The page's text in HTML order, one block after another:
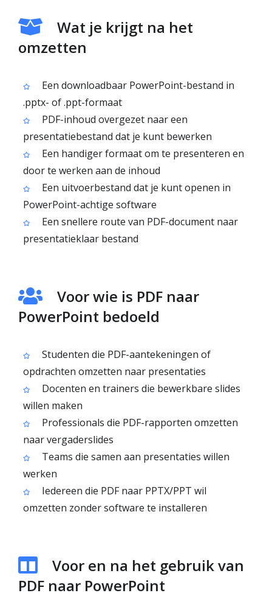
Wat je krijgt na het
omzetten
Een downloadbaar PowerPoint-bestand in
.pptx- of .ppt-formaat
PDF-inhoud overgezet naar een
presentatiebestand dat je kunt bewerken
Een handiger formaat om te presenteren en
door te werken aan de inhoud
Een uitvoerbestand dat je kunt openen in
PowerPoint-achtige software
Een snellere route van PDF-document naar
presentatieklaar bestand
Voor wie is PDF naar
PowerPoint bedoeld
Studenten die PDF-aantekeningen of
opdrachten omzetten naar presentaties
Docenten en trainers die bewerkbare slides
willen maken
Professionals die PDF-rapporten omzetten
naar vergaderslides
Teams die samen aan presentaties willen
werken
Iedereen die PDF naar PPTX/PPT wil
omzetten zonder software te installeren
Voor en na het gebruik van
PDF naar PowerPoint